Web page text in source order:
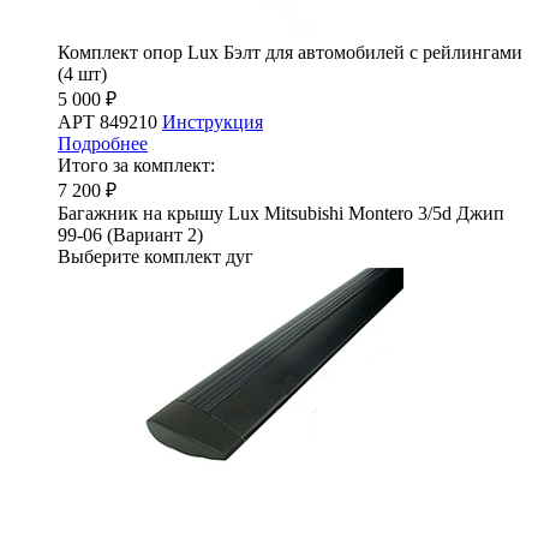
Комплект опор Lux Бэлт для автомобилей с рейлингами
(4 шт)
5 000 ₽
АРТ 849210 Инструкция
Подробнее
Итого за комплект:
7 200 ₽
Багажник на крышу Lux Mitsubishi Montero 3/5d Джип
99-06 (Вариант 2)
Выберите комплект дуг